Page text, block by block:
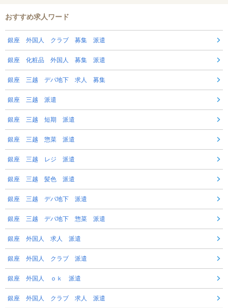
おすすめ求人ワード
銀座 外国人 クラブ 募集 派遣
銀座 化粧品 外国人 募集 派遣
銀座 三越 デパ地下 求人 募集
銀座 三越 派遣
銀座 三越 短期 派遣
銀座 三越 惣菜 派遣
銀座 三越 レジ 派遣
銀座 三越 髪色 派遣
銀座 三越 デパ地下 派遣
銀座 三越 デパ地下 惣菜 派遣
銀座 外国人 求人 派遣
銀座 外国人 クラブ 派遣
銀座 外国人 ｏｋ 派遣
銀座 外国人 クラブ 求人 派遣